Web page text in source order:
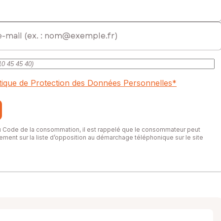
de Protection des Données Personnelles*
Code de la consommation, il est rappelé que le consommateur peut
sur la liste d’opposition au démarchage téléphonique sur le site